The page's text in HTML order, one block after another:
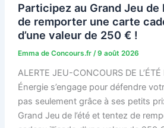
Participez au Grand Jeu de
de remporter une carte
d’une valeur de 250 € !
Emma de Concours.fr /9 août 2026
ALERTE JEU-CONCOURS DE
Énergie s’engage pour défendre
pas seulement grâce à ses petits
Grand Jeu de l’été et tentez de